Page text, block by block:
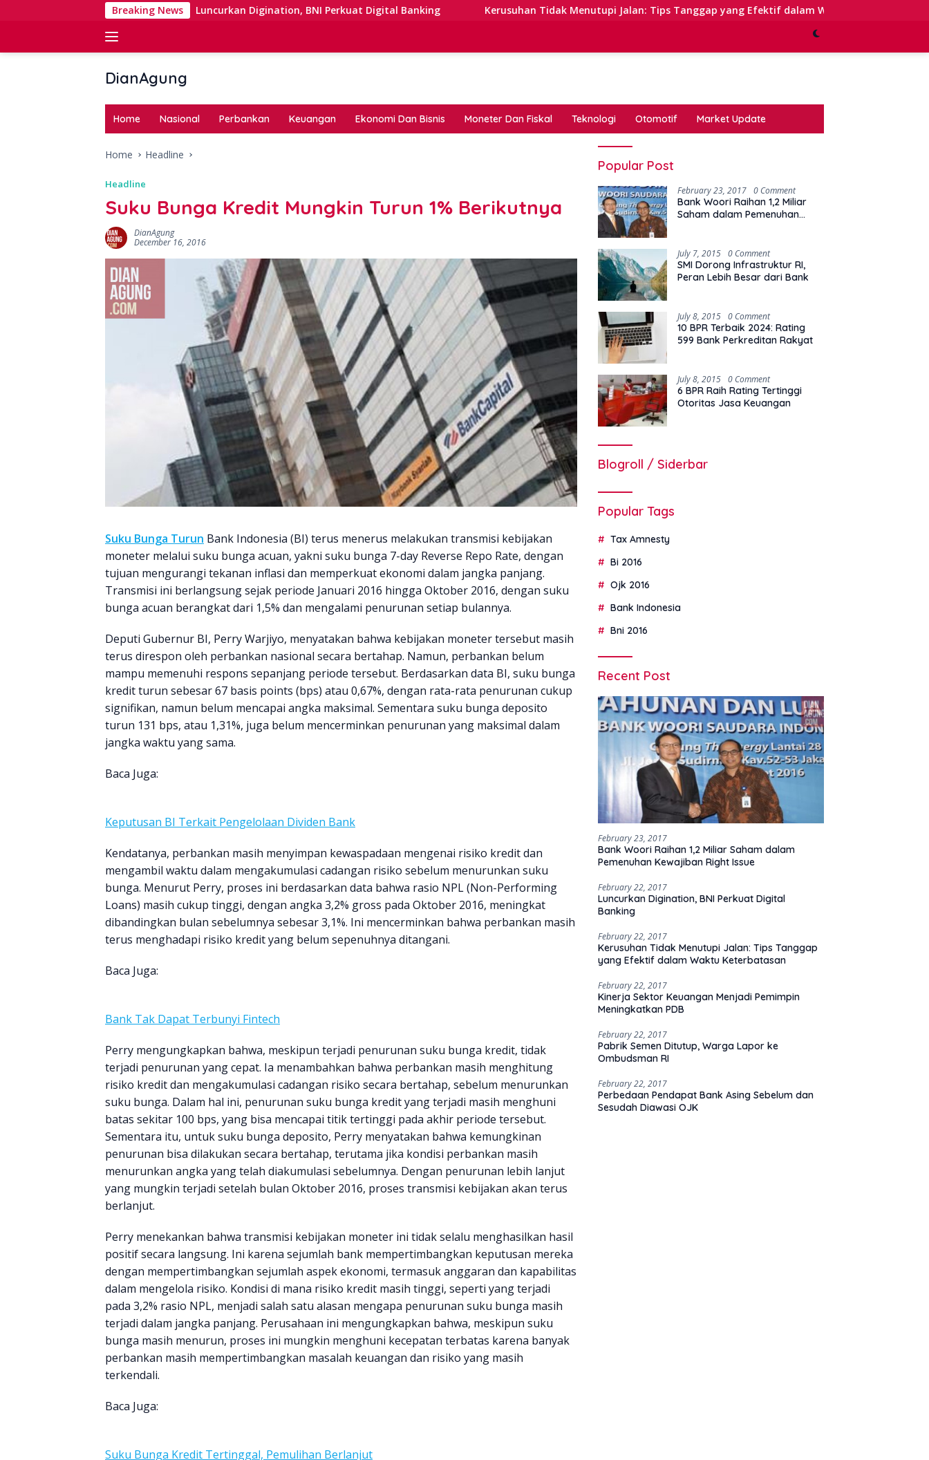
Breaking News
Luncurkan Digination, BNI Perkuat Digital Banking Kerusuhan Tidak Menutupi Jalan: Tips Tanggap yang Efektif dalam Waktu Keterbatasan
DianAgung
Web
Insights
Home Nasional Perbankan Keuangan Ekonomi Dan Bisnis Moneter Dan Fiskal Teknologi Otomotif Market Update
Home Headline
Headline
Suku Bunga Kredit Mungkin Turun 1% Berikutnya
DianAgung
December 16, 2016
Suku Bunga Turun Bank Indonesia (BI) terus menerus melakukan transmisi kebijakan
moneter melalui suku bunga acuan, yakni suku bunga 7-day Reverse Repo Rate, dengan
tujuan mengurangi tekanan inflasi dan memperkuat ekonomi dalam jangka panjang.
Transmisi ini berlangsung sejak periode Januari 2016 hingga Oktober 2016, dengan suku
bunga acuan berangkat dari 1,5% dan mengalami penurunan setiap bulannya.
Deputi Gubernur BI, Perry Warjiyo, menyatakan bahwa kebijakan moneter tersebut masih
terus direspon oleh perbankan nasional secara bertahap. Namun, perbankan belum
mampu memenuhi respons sepanjang periode tersebut. Berdasarkan data BI, suku bunga
kredit turun sebesar 67 basis points (bps) atau 0,67%, dengan rata-rata penurunan cukup
signifikan, namun belum mencapai angka maksimal. Sementara suku bunga deposito
turun 131 bps, atau 1,31%, juga belum mencerminkan penurunan yang maksimal dalam
jangka waktu yang sama.
Baca Juga:
Keputusan BI Terkait Pengelolaan Dividen Bank
Kendatanya, perbankan masih menyimpan kewaspadaan mengenai risiko kredit dan
mengambil waktu dalam mengakumulasi cadangan risiko sebelum menurunkan suku
bunga. Menurut Perry, proses ini berdasarkan data bahwa rasio NPL (Non-Performing
Loans) masih cukup tinggi, dengan angka 3,2% gross pada Oktober 2016, meningkat
dibandingkan bulan sebelumnya sebesar 3,1%. Ini mencerminkan bahwa perbankan masih
terus menghadapi risiko kredit yang belum sepenuhnya ditangani.
Baca Juga:
Bank Tak Dapat Terbunyi Fintech
Perry mengungkapkan bahwa, meskipun terjadi penurunan suku bunga kredit, tidak
terjadi penurunan yang cepat. Ia menambahkan bahwa perbankan masih menghitung
risiko kredit dan mengakumulasi cadangan risiko secara bertahap, sebelum menurunkan
suku bunga. Dalam hal ini, penurunan suku bunga kredit yang terjadi masih menghuni
batas sekitar 100 bps, yang bisa mencapai titik tertinggi pada akhir periode tersebut.
Sementara itu, untuk suku bunga deposito, Perry menyatakan bahwa kemungkinan
penurunan bisa dilakukan secara bertahap, terutama jika kondisi perbankan masih
menurunkan angka yang telah diakumulasi sebelumnya. Dengan penurunan lebih lanjut
yang mungkin terjadi setelah bulan Oktober 2016, proses transmisi kebijakan akan terus
berlanjut.
Perry menekankan bahwa transmisi kebijakan moneter ini tidak selalu menghasilkan hasil
positif secara langsung. Ini karena sejumlah bank mempertimbangkan keputusan mereka
dengan mempertimbangkan sejumlah aspek ekonomi, termasuk anggaran dan kapabilitas
dalam mengelola risiko. Kondisi di mana risiko kredit masih tinggi, seperti yang terjadi
pada 3,2% rasio NPL, menjadi salah satu alasan mengapa penurunan suku bunga masih
terjadi dalam jangka panjang. Perusahaan ini mengungkapkan bahwa, meskipun suku
bunga masih menurun, proses ini mungkin menghuni kecepatan terbatas karena banyak
perbankan masih mempertimbangkan masalah keuangan dan risiko yang masih
terkendali.
Baca Juga:
Suku Bunga Kredit Tertinggal, Pemulihan Berlanjut
Popular Post
February 23, 2017 0 Comment
Bank Woori Raihan 1,2 Miliar
Saham dalam Pemenuhan
July 7, 2015 0 Comment
SMI Dorong Infrastruktur RI,
Peran Lebih Besar dari Bank
July 8, 2015 0 Comment
10 BPR Terbaik 2024: Rating
599 Bank Perkreditan Rakyat
July 8, 2015 0 Comment
6 BPR Raih Rating Tertinggi
Otoritas Jasa Keuangan
Blogroll / Siderbar
Popular Tags
Tax Amnesty
Bi 2016
Ojk 2016
Bank Indonesia
Bni 2016
Recent Post
February 23, 2017
Bank Woori Raihan 1,2 Miliar Saham dalam
Pemenuhan Kewajiban Right Issue
February 22, 2017
Luncurkan Digination, BNI Perkuat Digital
Banking
February 22, 2017
Kerusuhan Tidak Menutupi Jalan: Tips Tanggap
yang Efektif dalam Waktu Keterbatasan
February 22, 2017
Kinerja Sektor Keuangan Menjadi Pemimpin
Meningkatkan PDB
February 22, 2017
Pabrik Semen Ditutup, Warga Lapor ke
Ombudsman RI
February 22, 2017
Perbedaan Pendapat Bank Asing Sebelum dan
Sesudah Diawasi OJK